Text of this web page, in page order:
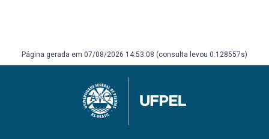
Página gerada em 07/08/2026 14:53:08 (consulta levou 0.128557s)